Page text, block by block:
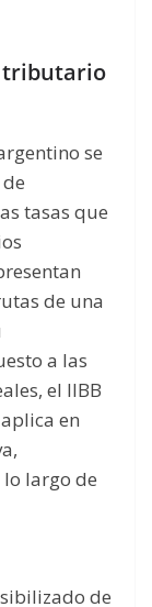
tributario
se
tasas que
de una
a las
el IIBB
en
largo de
de